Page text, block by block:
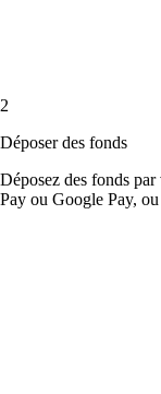
2
Déposer des fonds
Déposez des fonds
Pay ou Google Pay,